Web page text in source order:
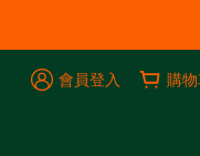
會員登入 購